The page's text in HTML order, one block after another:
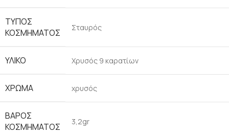
ΤΥΠΟΣ
ΚΟΣΜΗΜΑΤΟΣ
Σταυρός
ΥΛΙΚΟ Χρυσός 9 καρατίων
ΧΡΩΜΑ χρυσός
ΒΑΡΟΣ
ΚΟΣΜΗΜΑΤΟΣ
3,2gr